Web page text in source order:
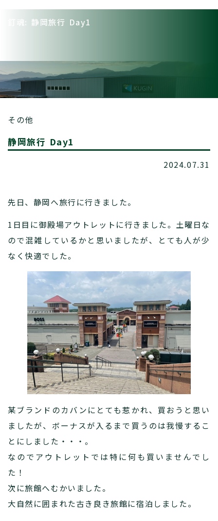
釘魂: 静岡旅行 Day1
その他
静岡旅行 Day1
2024.07.31
先日、静岡へ旅行に行きました。
1日目に御殿場アウトレットに行きました。土曜日な
ので混雑しているかと思いましたが、とても人が少
なく快適でした。
某ブランドのカバンにとても惹かれ、買おうと思い
ましたが、ボーナスが入るまで買うのは我慢するこ
とにしました・・・。
なのでアウトレットでは特に何も買いませんでし
た！
次に旅館へむかいました。
大自然に囲まれた古き良き旅館に宿泊しました。